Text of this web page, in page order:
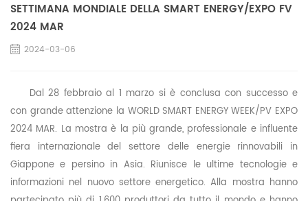
SETTIMANA MONDIALE DELLA SMART ENERGY/EXPO FV
2024 MAR
2024-03-06
Dal 28 febbraio al 1 marzo si è conclusa con successo e
con grande attenzione la WORLD SMART ENERGY WEEK/PV EXPO
2024 MAR. La mostra è la più grande, professionale e influente
fiera internazionale del settore delle energie rinnovabili in
Giappone e persino in Asia. Riunisce le ultime tecnologie e
informazioni nel nuovo settore energetico. Alla mostra hanno